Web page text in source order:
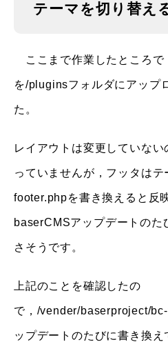
テーマを切り替え
ここまで作業したところで
を/pluginsフォルダにアップ
た。
レイアウトは変更していな
っていませんが，フッタは
footer.phpを書き換えると反
baserCMSアップデートのた
さそうです。
上記のことを確認したの
で，/vender/baserproject/
ップデートのたびに書き換